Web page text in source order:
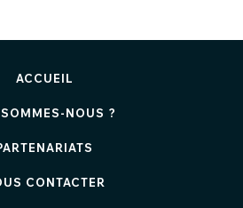
ACCUEIL
NOUS ?
CONTACTER